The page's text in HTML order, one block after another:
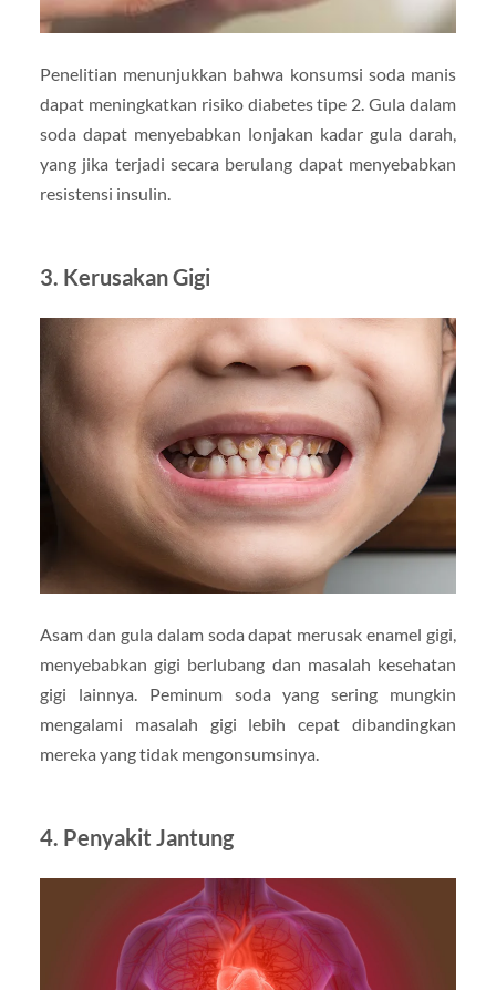
Penelitian menunjukkan bahwa konsumsi soda manis
dapat meningkatkan risiko diabetes tipe 2. Gula dalam
soda dapat menyebabkan lonjakan kadar gula darah,
yang jika terjadi secara berulang dapat menyebabkan
resistensi insulin.
3. Kerusakan Gigi
Asam dan gula dalam soda dapat merusak enamel gigi,
menyebabkan gigi berlubang dan masalah kesehatan
gigi lainnya. Peminum soda yang sering mungkin
mengalami masalah gigi lebih cepat dibandingkan
mereka yang tidak mengonsumsinya.
4. Penyakit Jantung